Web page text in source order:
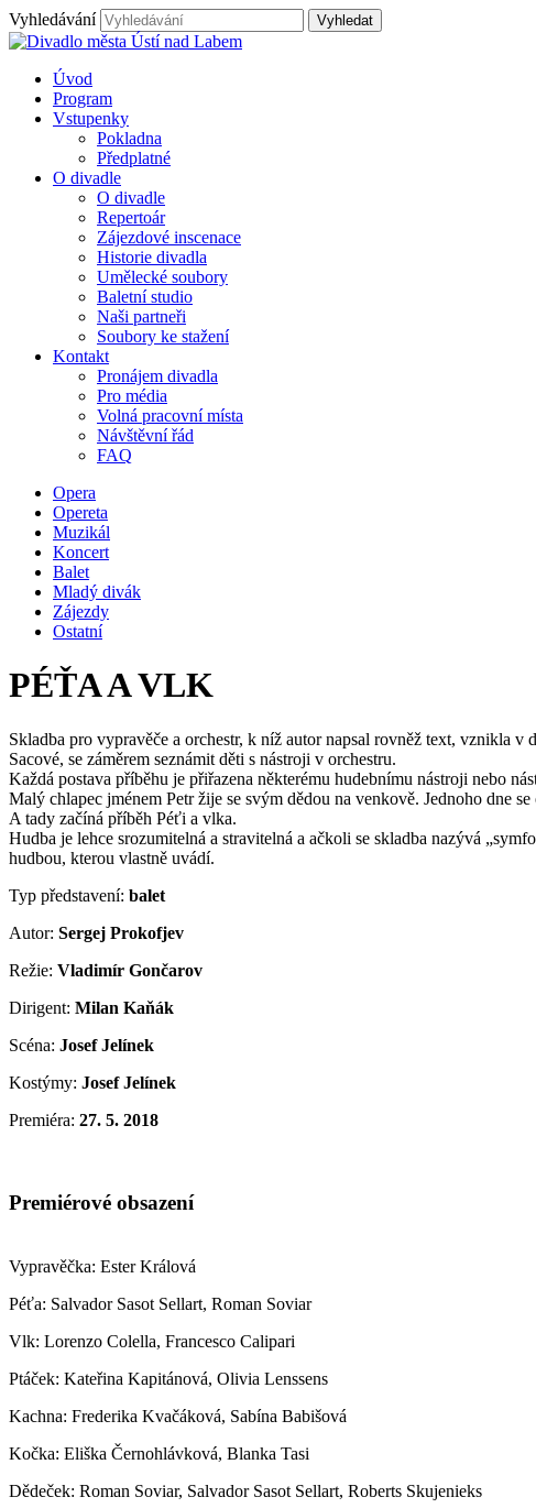
Vyhledávání
Úvod
Program
Vstupenky
Pokladna
Předplatné
O divadle
O divadle
Repertoár
Zájezdové inscenace
Historie divadla
Umělecké soubory
Baletní studio
Naši partneři
Soubory ke stažení
Kontakt
Pronájem divadla
Pro média
Volná pracovní místa
Návštěvní řád
FAQ
Opera
Opereta
Muzikál
Koncert
Balet
Mladý divák
Zájezdy
Ostatní
PÉŤA A VLK
Skladba pro vypravěče a orchestr, k níž autor napsal rovněž text, vznikla
Sacové, se záměrem seznámit děti s nástroji v orchestru.
Každá postava příběhu je přiřazena některému hudebnímu nástroji nebo
Malý chlapec jménem Petr žije se svým dědou na venkově. Jednoho dne
A tady začíná příběh Péťi a vlka.
Hudba je lehce srozumitelná a stravitelná a ačkoli se skladba nazývá
hudbou, kterou vlastně uvádí.
Typ představení: balet
Autor: Sergej Prokofjev
Režie: Vladimír Gončarov
Dirigent: Milan Kaňák
Scéna: Josef Jelínek
Kostýmy: Josef Jelínek
Premiéra: 27. 5. 2018
Premiérové obsazení
Vypravěčka: Ester Králová
Péťa: Salvador Sasot Sellart, Roman Soviar
Vlk: Lorenzo Colella, Francesco Calipari
Ptáček: Kateřina Kapitánová, Olivia Lenssens
Kachna: Frederika Kvačáková, Sabína Babišová
Kočka: Eliška Černohlávková, Blanka Tasi
Dědeček: Roman Soviar, Salvador Sasot Sellart, Roberts Skujenieks